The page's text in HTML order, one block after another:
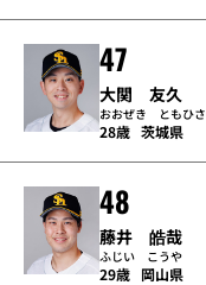
47
大関 友久
おおぜき ともひさ
28歳 茨城県
48
藤井 皓哉
ふじい こうや
29歳 岡山県